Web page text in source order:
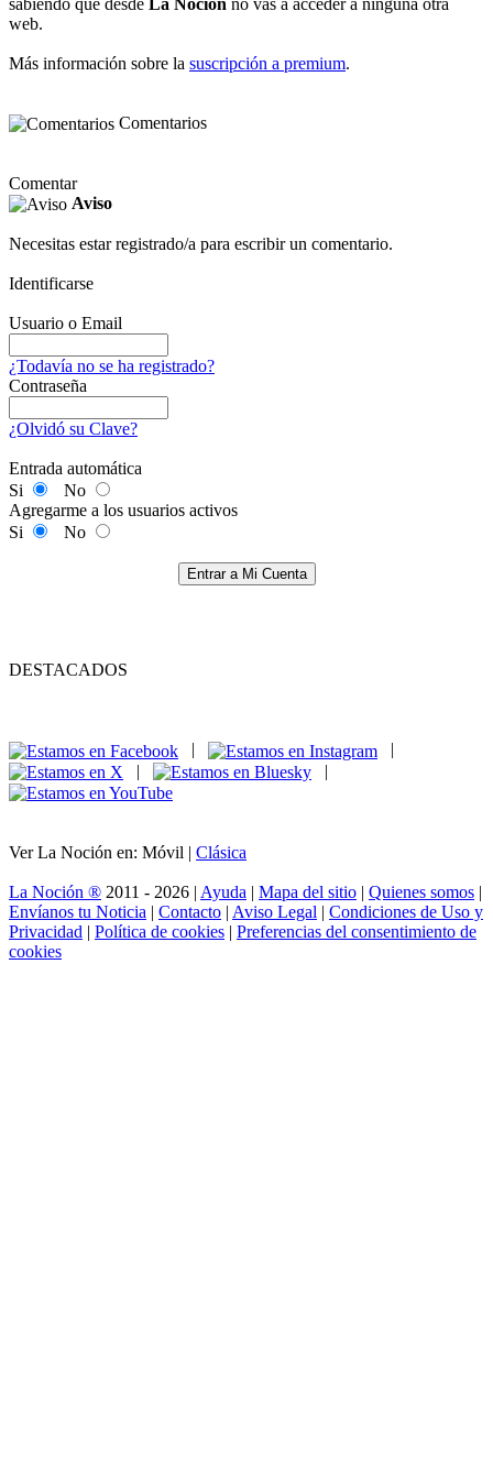
web.
Más información sobre la suscripción a premium.
Comentarios
Comentar
Aviso
Necesitas estar registrado/a para escribir un comentario.
Identificarse
Usuario o Email
¿Todavía no se ha registrado?
Contraseña
¿Olvidó su Clave?
Entrada automática
Si
No
Agregarme a los usuarios activos
Si
No
Entrar a Mi Cuenta
DESTACADOS
|
|
|
|
Ver La Noción en: Móvil | Clásica
La Noción ® 2011 - 2026 | Ayuda | Mapa del sitio | Quienes somos |
Envíanos tu Noticia | Contacto | Aviso Legal | Condiciones de Uso y
Privacidad | Política de cookies | Preferencias del consentimiento de
cookies